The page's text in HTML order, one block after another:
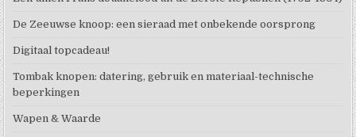
De Zeeuwse knoop: een sieraad met onbekende oorsprong
Digitaal topcadeau!
Tombak knopen: datering, gebruik en materiaal-technische
beperkingen
Wapen & Waarde